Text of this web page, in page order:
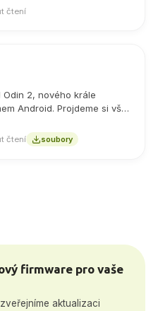
mapováním kláves.
čtení
2, nového krále
Android. Projdeme si vše
čtení soubory
firmware pro vaše
aktualizaci